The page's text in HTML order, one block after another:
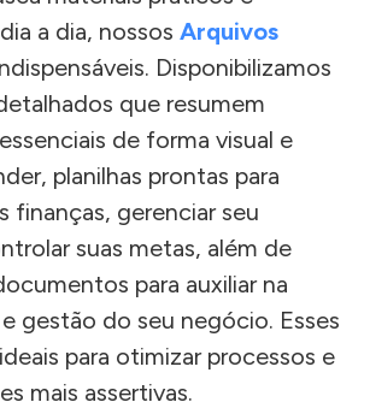
a dia, nossos Arquivos
Disponibilizamos
que resumem
de forma visual e
planilhas prontas para
finanças, gerenciar seu
suas metas, além de
para auxiliar na
gestão do seu negócio. Esses
para otimizar processos e
mais assertivas.